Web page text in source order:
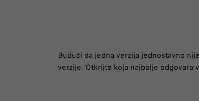
Budući da jedna verzija jednostavno
verzije. Otkrijte koja najbolje odgovara